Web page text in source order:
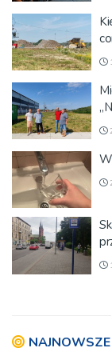
NAJNOWSZE